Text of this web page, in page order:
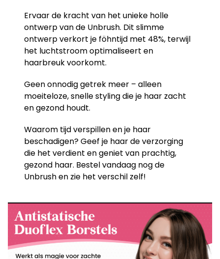
Ervaar de kracht van het unieke holle
ontwerp van de Unbrush. Dit slimme
ontwerp verkort je föhntijd met 48%, terwijl
het luchtstroom optimaliseert en
haarbreuk voorkomt.
Geen onnodig getrek meer – alleen
moeiteloze, snelle styling die je haar zacht
en gezond houdt.
Waarom tijd verspillen en je haar
beschadigen? Geef je haar de verzorging
die het verdient en geniet van prachtig,
gezond haar. Bestel vandaag nog de
Unbrush en zie het verschil zelf!